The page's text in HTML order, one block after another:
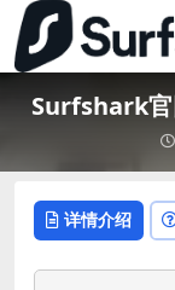
Surfshark官
详情介绍